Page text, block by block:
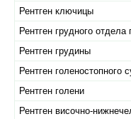
Рентген ключицы
Рентген грудного отдела
Рентген грудины
Рентген голеностопного
Рентген голени
Рентген височно-